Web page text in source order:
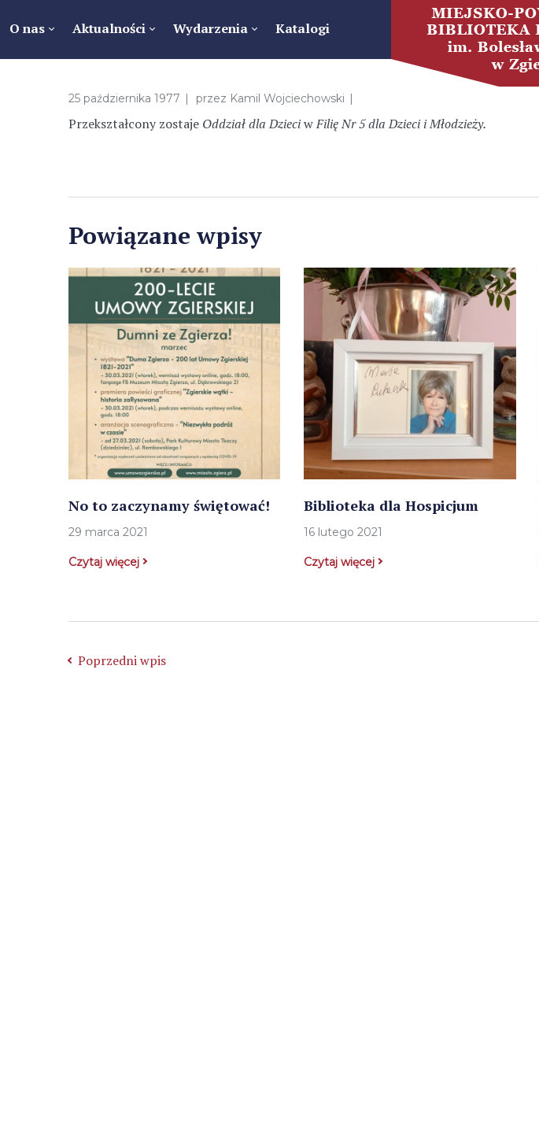
O nas Aktualności Wydarzenia Katalogi
25 października 1977 przez Kamil Wojciechowski
Przekształcony zostaje Oddział dla DzieciwFilię Nr 5 dla Dzieci i Młodzieży.
Powiązane wpisy
No to zaczynamy świętować!
29 marca 2021
Czytaj więcej
Biblioteka dla Hospicjum
16 lutego 2021
Czytaj więcej
Poprzedni wpis